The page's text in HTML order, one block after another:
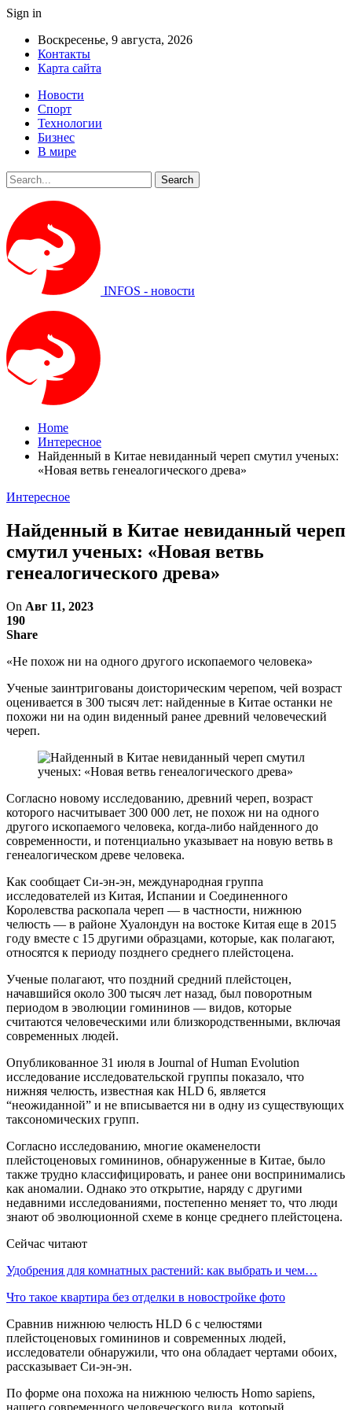
Sign in
Воскресенье, 9 августа, 2026
Контакты
Карта сайта
Новости
Спорт
Технологии
Бизнес
В мире
INFOS - новости
Home
Интересное
Найденный в Китае невиданный череп смутил ученых:
«Новая ветвь генеалогического древа»
Интересное
Найденный в Китае невиданный череп
смутил ученых: «Новая ветвь
генеалогического древа»
On Авг 11, 2023
190
Share
«Не похож ни на одного другого ископаемого человека»
Ученые заинтригованы доисторическим черепом, чей возраст
оценивается в 300 тысяч лет: найденные в Китае останки не
похожи ни на один виденный ранее древний человеческий
череп.
Согласно новому исследованию, древний череп, возраст
которого насчитывает 300 000 лет, не похож ни на одного
другого ископаемого человека, когда-либо найденного до
современности, и потенциально указывает на новую ветвь в
генеалогическом древе человека.
Как сообщает Си-эн-эн, международная группа
исследователей из Китая, Испании и Соединенного
Королевства раскопала череп — в частности, нижнюю
челюсть — в районе Хуалондун на востоке Китая еще в 2015
году вместе с 15 другими образцами, которые, как полагают,
относятся к периоду позднего среднего плейстоцена.
Ученые полагают, что поздний средний плейстоцен,
начавшийся около 300 тысяч лет назад, был поворотным
периодом в эволюции гомининов — видов, которые
считаются человеческими или близкородственными, включая
современных людей.
Опубликованное 31 июля в Journal of Human Evolution
исследование исследовательской группы показало, что
нижняя челюсть, известная как HLD 6, является
“неожиданной” и не вписывается ни в одну из существующих
таксономических групп.
Согласно исследованию, многие окаменелости
плейстоценовых гомининов, обнаруженные в Китае, было
также трудно классифицировать, и ранее они воспринимались
как аномалии. Однако это открытие, наряду с другими
недавними исследованиями, постепенно меняет то, что люди
знают об эволюционной схеме в конце среднего плейстоцена.
Сейчас читают
Удобрения для комнатных растений: как выбрать и чем…
Что такое квартира без отделки в новостройке фото
Сравнив нижнюю челюсть HLD 6 с челюстями
плейстоценовых гомининов и современных людей,
исследователи обнаружили, что она обладает чертами обоих,
рассказывает Си-эн-эн.
По форме она похожа на нижнюю челюсть Homo sapiens,
нашего современного человеческого вида, который